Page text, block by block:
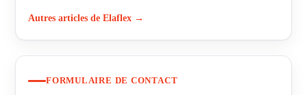
Autres articles de Elaflex →
FORMULAIRE DE CONTACT